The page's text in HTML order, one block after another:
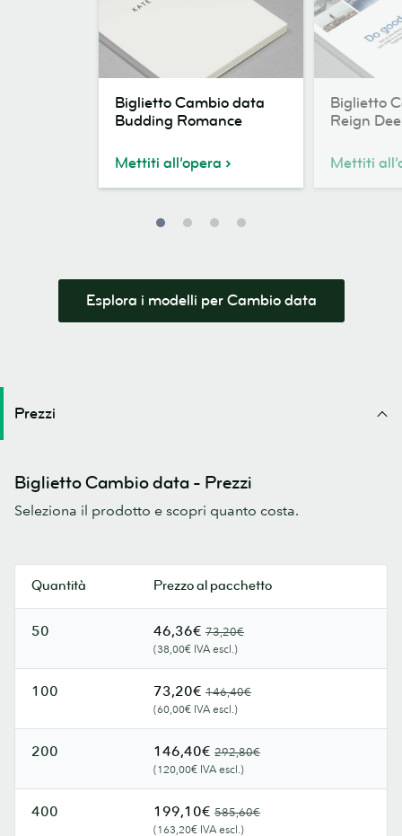
Cambio
data
Budding
Biglietto Cambio data
Budding Romance
Mettiti all’opera
Cambio
data
Reign
Biglietto
Reign
Mettiti
Esplora i modelli per Cambio data
Prezzi
Biglietto Cambio data - Prezzi
Seleziona il prodotto e scopri quanto costa.
Quantità Prezzo al pacchetto
50 46,36€ 73,20€
(38,00€ IVA escl.)
100 73,20€ 146,40€
(60,00€ IVA escl.)
200 146,40€ 292,80€
(120,00€ IVA escl.)
400 199,10€ 585,60€
(163,20€ IVA escl.)